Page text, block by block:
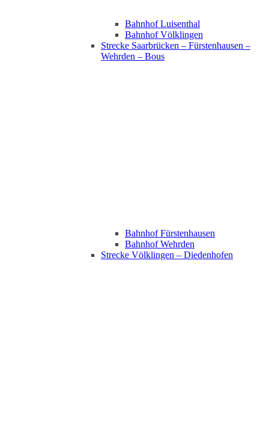
Bahnhof Luisenthal
Bahnhof Völklingen
Strecke Saarbrücken – Fürstenhausen –
Wehrden – Bous
Bahnhof Fürstenhausen
Bahnhof Wehrden
Strecke Völklingen – Diedenhofen